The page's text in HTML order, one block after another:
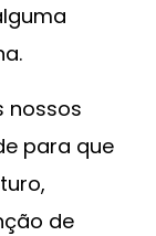
nossos
para que
de